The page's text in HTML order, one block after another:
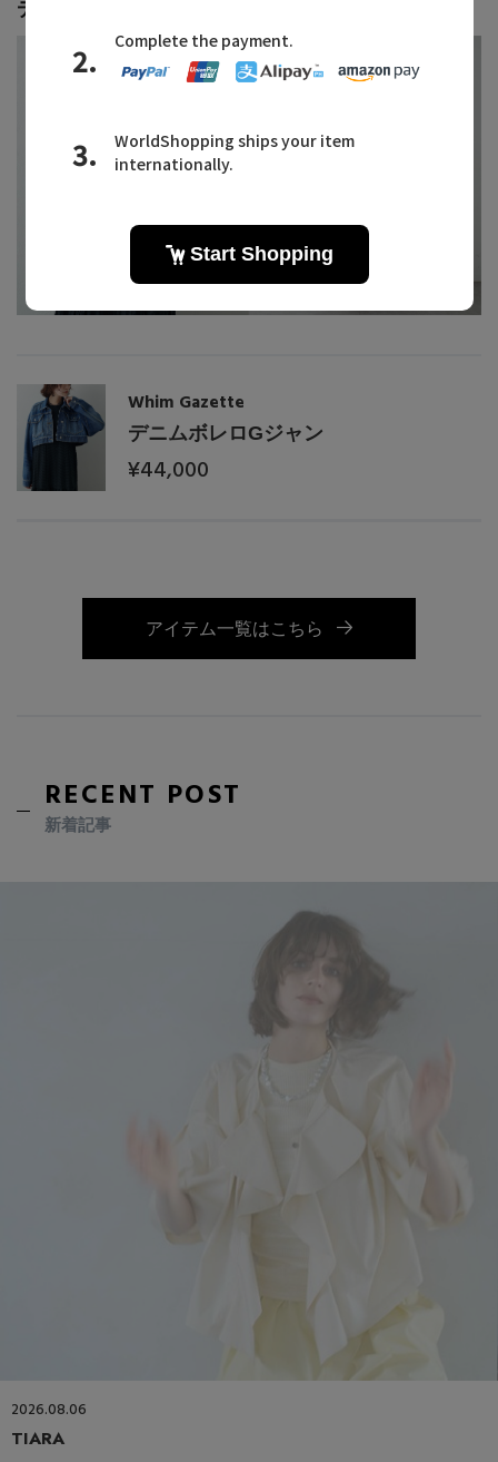
デニムボレロGジャン
Whim Gazette
デニムボレロGジャン
¥44,000
アイテム一覧はこちら
RECENT POST
新着記事
2026.08.06
TIARA